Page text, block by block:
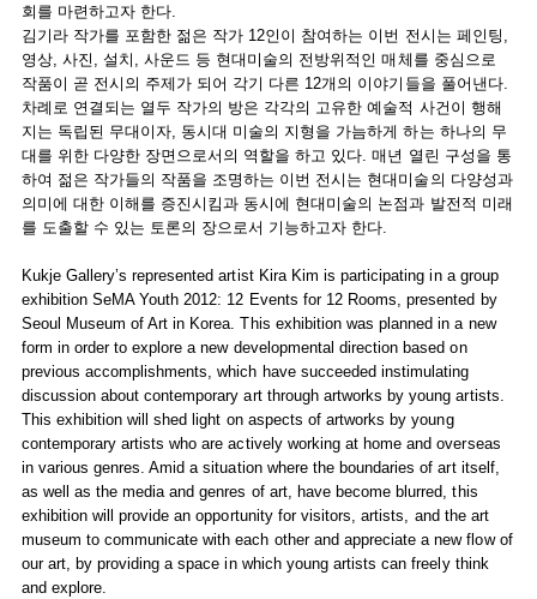
회를 마련하고자 한다.
김기라 작가를 포함한 젊은 작가 12인이 참여하는 이번 전시는 페인팅,
영상, 사진, 설치, 사운드 등 현대미술의 전방위적인 매체를 중심으로
작품이 곧 전시의 주제가 되어 각기 다른 12개의 이야기들을 풀어낸다.
차례로 연결되는 열두 작가의 방은 각각의 고유한 예술적 사건이 행해
지는 독립된 무대이자, 동시대 미술의 지형을 가늠하게 하는 하나의 무
대를 위한 다양한 장면으로서의 역할을 하고 있다. 매년 열린 구성을 통
하여 젊은 작가들의 작품을 조명하는 이번 전시는 현대미술의 다양성과
의미에 대한 이해를 증진시킴과 동시에 현대미술의 논점과 발전적 미래
를 도출할 수 있는 토론의 장으로서 기능하고자 한다.
Kukje Gallery’s represented artist Kira Kim is participating in a group
exhibition SeMA Youth 2012: 12 Events for 12 Rooms, presented by
Seoul Museum of Art in Korea. This exhibition was planned in a new
form in order to explore a new developmental direction based on
previous accomplishments, which have succeeded instimulating
discussion about contemporary art through artworks by young artists.
This exhibition will shed light on aspects of artworks by young
contemporary artists who are actively working at home and overseas
in various genres. Amid a situation where the boundaries of art itself,
as well as the media and genres of art, have become blurred, this
exhibition will provide an opportunity for visitors, artists, and the art
museum to communicate with each other and appreciate a new flow of
our art, by providing a space in which young artists can freely think
and explore.